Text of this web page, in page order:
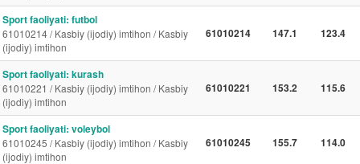
Sport faoliyati: futbol
61010214 / Kasbiy (ijodiy) imtihon / Kasbiy
(ijodiy) imtihon
61010214 147.1 123.4
Sport faoliyati: kurash
61010221 / Kasbiy (ijodiy) imtihon / Kasbiy
(ijodiy) imtihon
61010221 153.2 115.6
Sport faoliyati: voleybol
61010245 / Kasbiy (ijodiy) imtihon / Kasbiy
(ijodiy) imtihon
61010245 155.7 114.0